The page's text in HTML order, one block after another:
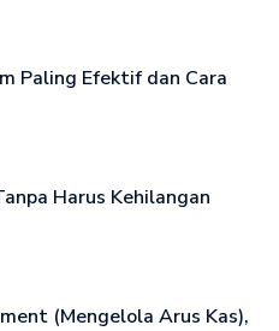
Paling Efektif dan Cara
Harus Kehilangan
(Mengelola Arus Kas),